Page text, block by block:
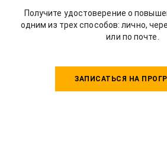
Получите удостоверение о
одним из трех способов: лично,
или по почте.
ЗАПИСАТЬСЯ НА